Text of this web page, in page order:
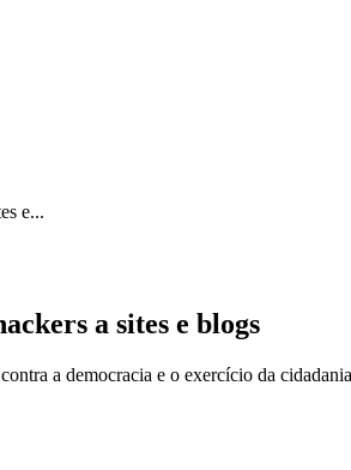
e...
a sites e blogs
a democracia e o exercício da cidadania